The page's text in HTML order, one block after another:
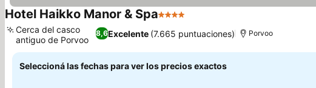
Hotel Haikko Manor & Spa4 Estrellas
8,6Excelente (7.665 puntuaciones)
Cerca del casco
antiguo de Porvoo
Porvoo
Seleccioná las fechas para ver los precios exactos